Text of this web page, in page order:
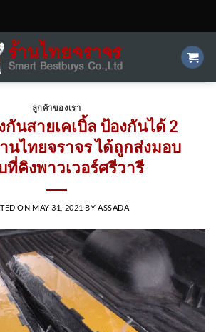
ลูกค้าของเรา
กันสายเคเบิ้ล ป้องกันได้ 2
นไทยจราจร ได้ถูกส่งมอบ
ที่คิงพาวเวอร์ศรีวารี
ON MAY 31, 2021 BY ASSADA